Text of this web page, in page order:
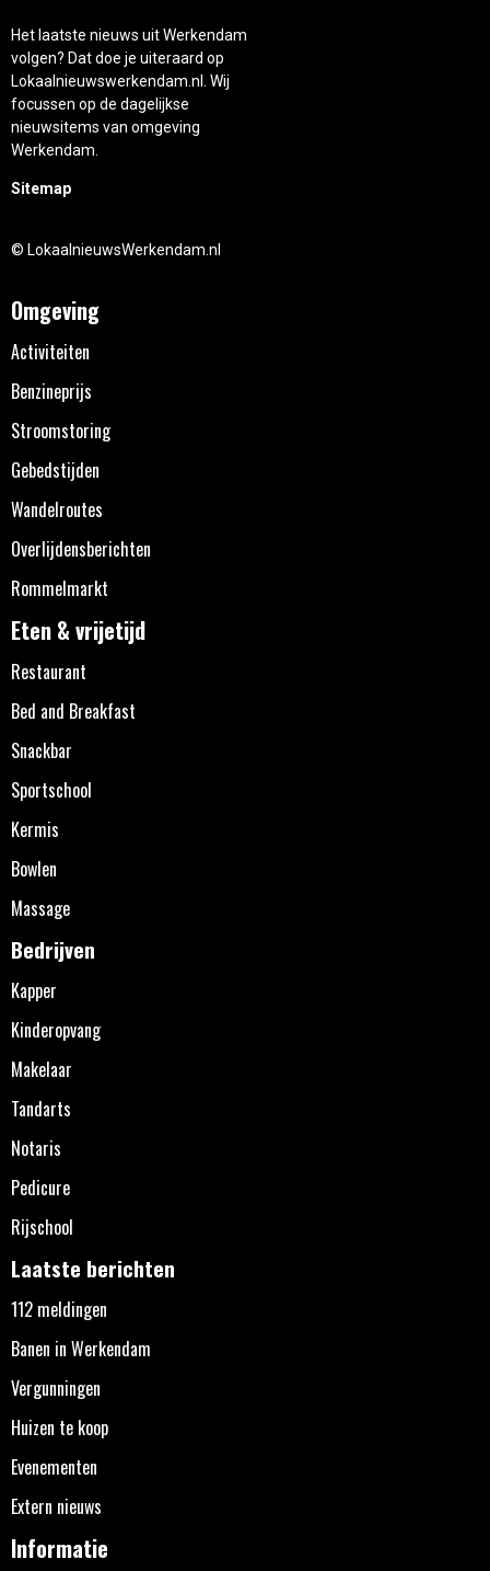
Het laatste nieuws uit Werkendam
volgen? Dat doe je uiteraard op
Lokaalnieuwswerkendam.nl. Wij
focussen op de dagelijkse
nieuwsitems van omgeving
Werkendam.
Sitemap
© LokaalnieuwsWerkendam.nl
Omgeving
Activiteiten
Benzineprijs
Stroomstoring
Gebedstijden
Wandelroutes
Overlijdensberichten
Rommelmarkt
Eten & vrijetijd
Restaurant
Bed and Breakfast
Snackbar
Sportschool
Kermis
Bowlen
Massage
Bedrijven
Kapper
Kinderopvang
Makelaar
Tandarts
Notaris
Pedicure
Rijschool
Laatste berichten
112 meldingen
Banen in Werkendam
Vergunningen
Huizen te koop
Evenementen
Extern nieuws
Informatie